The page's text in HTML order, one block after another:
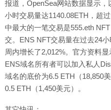
报道，OpenSea网站数据显示
小时交易量达1140.08ETH，超
中最大的一笔交易是555.eth
交。ENS NFT交易量在过去24
周内增长了2,012%。官方资料
ENS域名所有者可以加入私人
域名的底价为6.5 ETH（18,850
0.5 ETH（1,450美元）。